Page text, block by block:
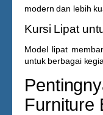
modern dan lebih
Kursi Lipat
Model lipat
untuk berbagai
Furniture